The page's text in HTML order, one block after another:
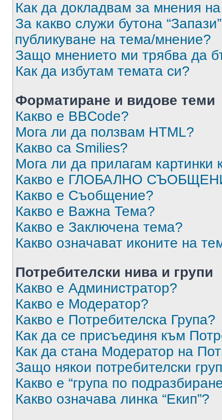
Как да докладвам за мнения
За какво служи бутона
публикуване на тема/мнение?
Защо мнението ми трябва да
Как да избутам темата си?
Форматиране и видове теми
Какво е BBCode?
Мога ли да ползвам HTML?
Какво са Smilies?
Мога ли да прилагам
Какво е ГЛОБАЛНО
Какво е Съобщение?
Какво е Важна Тема?
Какво е Заключена тема?
Какво означават иконите на
Потребителски нива и групи
Какво е Администратор?
Какво е Модератор?
Какво е Потребителска Група?
Как да се присъединя към
Как да стана Модератор на
Защо някои потребителски
Какво е “група по
Какво означава линка “Екип”?